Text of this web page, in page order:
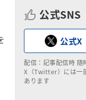
公式SNS
公式X
配信：記事配信時 随
X（Twitter）には一
あります